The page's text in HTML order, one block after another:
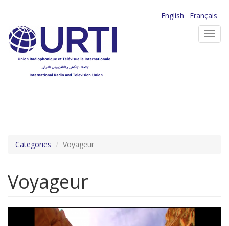
contenu
principal
English
Français
Categories Voyageur
Voyageur